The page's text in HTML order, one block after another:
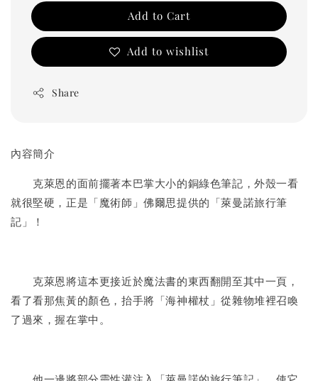
Add to Cart
Add to wishlist
Share
內容簡介
克萊恩的面前擺著本巴掌大小的銅綠色筆記，外殼一看
就很堅硬，正是「魔術師」佛爾思提供的「萊曼諾旅行筆
記」！
克萊恩將這本更接近於魔法書的東西翻開至其中一頁，
看了看那焦黃的顏色，抬手將「海神權杖」從雜物堆裡召喚
了過來，握在掌中。